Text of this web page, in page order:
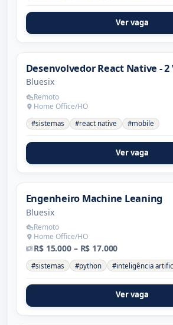
Ver vaga
Desenvolvedor React Native - 2
Bluesix
Remoto
Home Office/HO
#sistemas #react native #mobile
Ver vaga
Engenheiro Machine Leaning
Bluesix
Remoto
Home Office/HO
R$ 15.000 – R$ 17.000
#sistemas #python #inteligência
Ver vaga